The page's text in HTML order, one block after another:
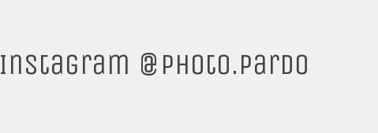
Instagram @photo.pardo